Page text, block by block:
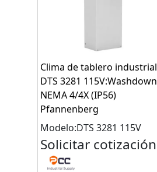
Clima de tablero industrial
DTS 3281 115V:Washdown
NEMA 4/4X (IP56)
Pfannenberg
Modelo:DTS 3281 115V
Solicitar cotización